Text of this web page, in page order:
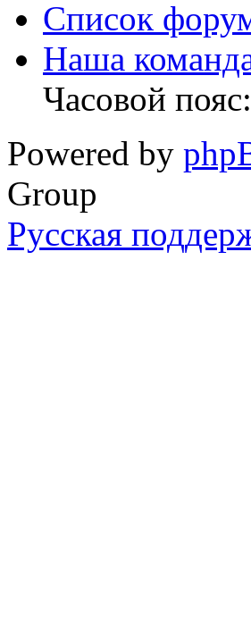
Список
Наша
Часовой
Powered by
Group
Русская